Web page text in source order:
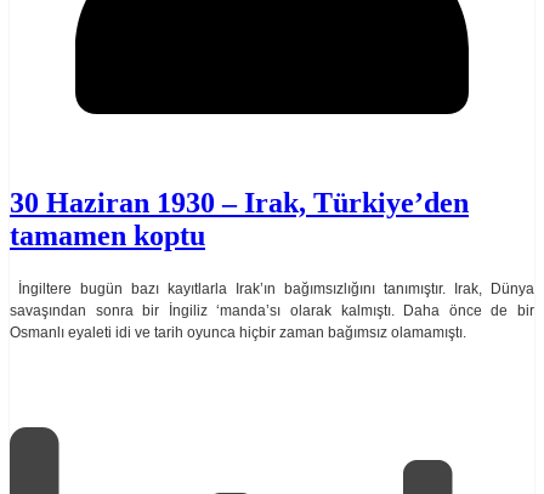
30 Haziran 1930 – Irak, Türkiye’den
tamamen koptu
İngiltere bugün bazı kayıtlarla Irak’ın bağımsızlığını tanımıştır. Irak, Dünya
savaşından sonra bir İngiliz ‘manda’sı olarak kalmıştı. Daha önce de bir
Osmanlı eyaleti idi ve tarih oyunca hiçbir zaman bağımsız olamamıştı.